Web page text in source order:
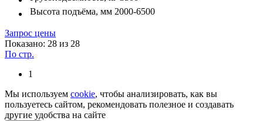
Высота подъёма, мм 2000-6500
Запрос цены
Показано: 28 из 28
По стр.
1
Мы используем cookie, чтобы анализировать, как вы
пользуетесь сайтом, рекомендовать полезное и создавать
другие удобства на сайте